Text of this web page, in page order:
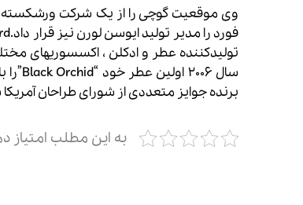
وی موقعیت گوچی را از یک شرکت ورشکسته
تولیدکننده عطر و ادکلن ، اکسسوریهای
برنده جوایز متعددی از شورای طراحان
به این مطلب امتیاز